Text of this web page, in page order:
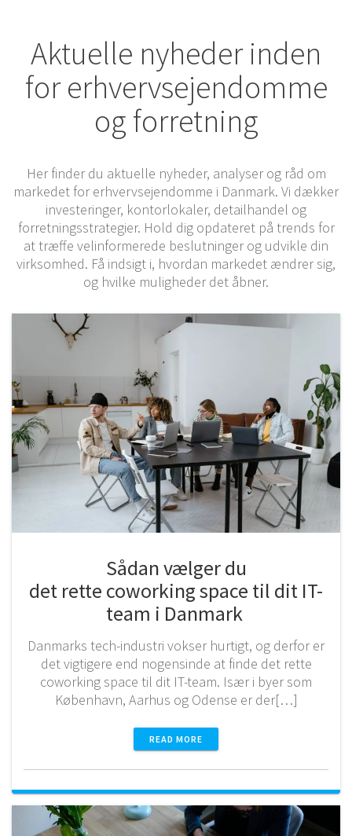
Aktuelle nyheder inden
for erhvervsejendomme
og forretning
Her finder du aktuelle nyheder, analyser og råd om
markedet for erhvervsejendomme i Danmark. Vi dækker
investeringer, kontorlokaler, detailhandel og
forretningsstrategier. Hold dig opdateret på trends for
at træffe velinformerede beslutninger og udvikle din
virksomhed. Få indsigt i, hvordan markedet ændrer sig,
og hvilke muligheder det åbner.
Sådan vælger du
det rette coworking space til dit IT-
team i Danmark
Danmarks tech-industri vokser hurtigt, og derfor er
det vigtigere end nogensinde at finde det rette
coworking space til dit IT-team. Især i byer som
København, Aarhus og Odense er der[…]
READ MORE